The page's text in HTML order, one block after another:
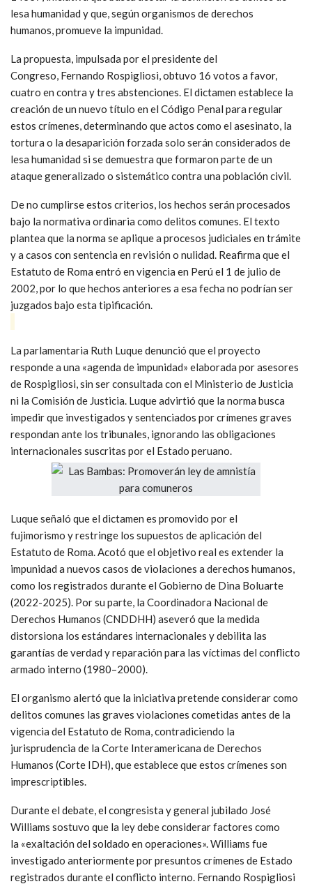
lesa humanidad y que, según organismos de derechos
humanos, promueve la impunidad.
La propuesta, impulsada por el presidente del
Congreso, Fernando Rospigliosi, obtuvo 16 votos a favor,
cuatro en contra y tres abstenciones. El dictamen establece la
creación de un nuevo título en el Código Penal para regular
estos crímenes, determinando que actos como el asesinato, la
tortura o la desaparición forzada solo serán considerados de
lesa humanidad si se demuestra que formaron parte de un
ataque generalizado o sistemático contra una población civil.
De no cumplirse estos criterios, los hechos serán procesados
bajo la normativa ordinaria como delitos comunes. El texto
plantea que la norma se aplique a procesos judiciales en trámite
y a casos con sentencia en revisión o nulidad. Reafirma que el
Estatuto de Roma entró en vigencia en Perú el 1 de julio de
2002, por lo que hechos anteriores a esa fecha no podrían ser
juzgados bajo esta tipificación.
La parlamentaria Ruth Luque denunció que el proyecto
responde a una «agenda de impunidad» elaborada por asesores
de Rospigliosi, sin ser consultada con el Ministerio de Justicia
ni la Comisión de Justicia. Luque advirtió que la norma busca
impedir que investigados y sentenciados por crímenes graves
respondan ante los tribunales, ignorando las obligaciones
internacionales suscritas por el Estado peruano.
Luque señaló que el dictamen es promovido por el
fujimorismo y restringe los supuestos de aplicación del
Estatuto de Roma. Acotó que el objetivo real es extender la
impunidad a nuevos casos de violaciones a derechos humanos,
como los registrados durante el Gobierno de Dina Boluarte
(2022-2025). Por su parte, la Coordinadora Nacional de
Derechos Humanos (CNDDHH) aseveró que la medida
distorsiona los estándares internacionales y debilita las
garantías de verdad y reparación para las víctimas del conflicto
armado interno (1980–2000).
El organismo alertó que la iniciativa pretende considerar como
delitos comunes las graves violaciones cometidas antes de la
vigencia del Estatuto de Roma, contradiciendo la
jurisprudencia de la Corte Interamericana de Derechos
Humanos (Corte IDH), que establece que estos crímenes son
imprescriptibles.
Durante el debate, el congresista y general jubilado José
Williams sostuvo que la ley debe considerar factores como
la «exaltación del soldado en operaciones». Williams fue
investigado anteriormente por presuntos crímenes de Estado
registrados durante el conflicto interno. Fernando Rospigliosi